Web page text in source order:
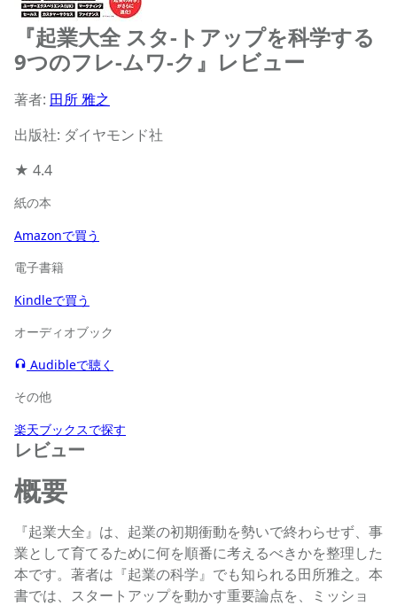
『起業大全 スタ-トアップを科学する
9つのフレ-ムワ-ク』レビュー
著者: 田所 雅之
出版社: ダイヤモンド社
★ 4.4
紙の本
Amazonで買う
電子書籍
Kindleで買う
オーディオブック
Audibleで聴く
その他
楽天ブックスで探す
レビュー
概要
『起業大全』は、起業の初期衝動を勢いで終わらせず、事
業として育てるために何を順番に考えるべきかを整理した
本です。著者は『起業の科学』でも知られる田所雅之。本
書では、スタートアップを動かす重要論点を、ミッショ